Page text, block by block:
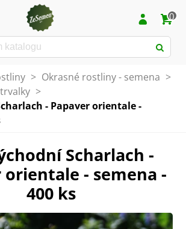
0
> Okrasné rostliny - semena >
>
- Papaver orientale -
Scharlach -
orientale - semena -
400 ks